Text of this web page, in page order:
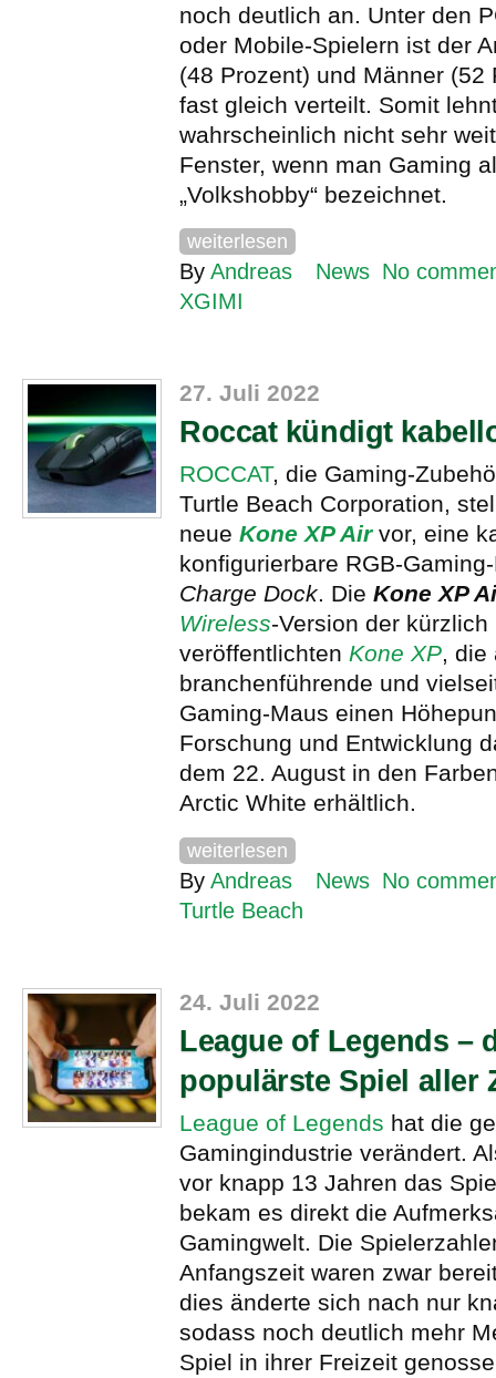
noch deutlich an. Unter den
oder Mobile-Spielern ist der
(48 Prozent) und Männer (52
fast gleich verteilt. Somit
wahrscheinlich nicht sehr
Fenster, wenn man Gaming
„Volkshobby“ bezeichnet.
weiterlesen
By Andreas News No
XGIMI
27. Juli 2022
Roccat kündigt
ROCCAT, die Gaming-
Turtle Beach Corporation,
neue Kone XP Airvor, eine
konfigurierbare RGB-
Charge Dock. Die Kone XP
Wireless-Version der kürzlich
veröffentlichten Kone XP, die
branchenführende und
Gaming-Maus einen
Forschung und Entwicklung
dem 22. August in den
Arctic White erhältlich.
weiterlesen
By Andreas News No
Turtle Beach
24. Juli 2022
League of Legends –
populärste Spiel aller
League of Legends hat die
Gamingindustrie verändert.
vor knapp 13 Jahren das
bekam es direkt die
Gamingwelt. Die
Anfangszeit waren zwar
dies änderte sich nach nur
sodass noch deutlich mehr
Spiel in ihrer Freizeit